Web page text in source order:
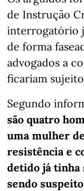
de Instrução
interrogatório
de forma
advogados a
ficariam
Segundo
são quatro
uma mulher
resistência e
detido já
sendo